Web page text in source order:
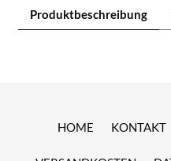
Produktbeschreibung
HOME KONTAKT